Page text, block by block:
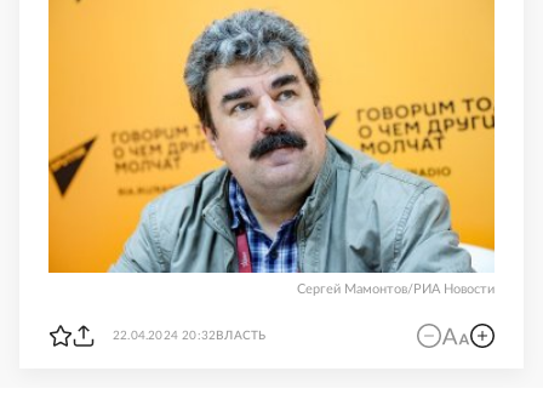
Сергей Мамонтов/РИА Новости
22.04.2024 20:32 ВЛАСТЬ